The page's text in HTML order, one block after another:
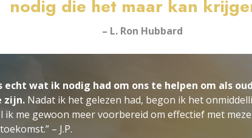
nodig die het maar kan
– L. Ron Hubbard
echt wat ik nodig had om ons te helpen om als
zijn. Nadat ik het gelezen had, begon ik het
ik me gewoon meer voorbereid om effectief met
– J.P.